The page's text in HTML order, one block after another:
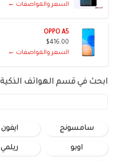
السعر والمواصفات ←
OPPO A5
$416.00
السعر والمواصفات ←
ابحث في قسم الهواتف الذكية
سامسونج ايفون
اوبو ريلمي